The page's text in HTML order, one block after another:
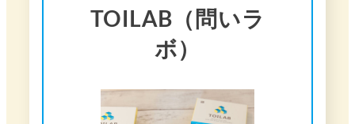
TOILAB（問いラ
ボ）